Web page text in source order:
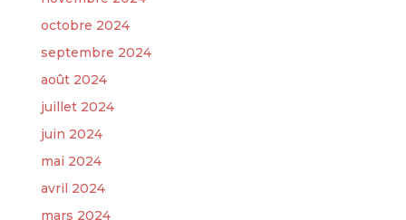
octobre 2024
septembre 2024
août 2024
juillet 2024
juin 2024
mai 2024
avril 2024
mars 2024